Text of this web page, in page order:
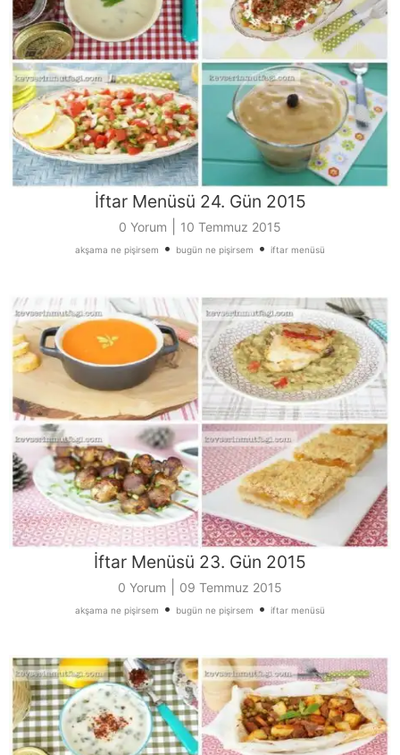
İftar Menüsü 24. Gün 2015
0 Yorum 10 Temmuz 2015
akşama ne pişirsem • bugün ne pişirsem • iftar menüsü
İftar Menüsü 23. Gün 2015
0 Yorum 09 Temmuz 2015
akşama ne pişirsem • bugün ne pişirsem • iftar menüsü